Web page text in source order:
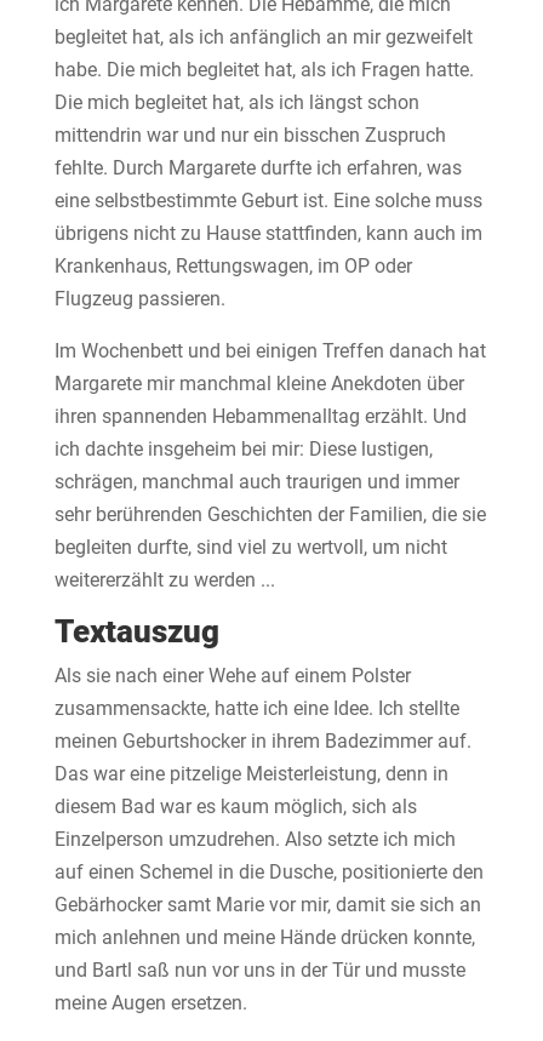
begleitet hat, als ich anfänglich an mir gezweifelt
habe. Die mich begleitet hat, als ich Fragen hatte.
Die mich begleitet hat, als ich längst schon
mittendrin war und nur ein bisschen Zuspruch
fehlte. Durch Margarete durfte ich erfahren, was
eine selbstbestimmte Geburt ist. Eine solche muss
übrigens nicht zu Hause stattfinden, kann auch im
Krankenhaus, Rettungswagen, im OP oder
Flugzeug passieren.
Im Wochenbett und bei einigen Treffen danach hat
Margarete mir manchmal kleine Anekdoten über
ihren spannenden Hebammenalltag erzählt. Und
ich dachte insgeheim bei mir: Diese lustigen,
schrägen, manchmal auch traurigen und immer
sehr berührenden Geschichten der Familien, die sie
begleiten durfte, sind viel zu wertvoll, um nicht
weitererzählt zu werden ...
Textauszug
Als sie nach einer Wehe auf einem Polster
zusammensackte, hatte ich eine Idee. Ich stellte
meinen Geburtshocker in ihrem Badezimmer auf.
Das war eine pitzelige Meisterleistung, denn in
diesem Bad war es kaum möglich, sich als
Einzelperson umzudrehen. Also setzte ich mich
auf einen Schemel in die Dusche, positionierte den
Gebärhocker samt Marie vor mir, damit sie sich an
mich anlehnen und meine Hände drücken konnte,
und Bartl saß nun vor uns in der Tür und musste
meine Augen ersetzen.